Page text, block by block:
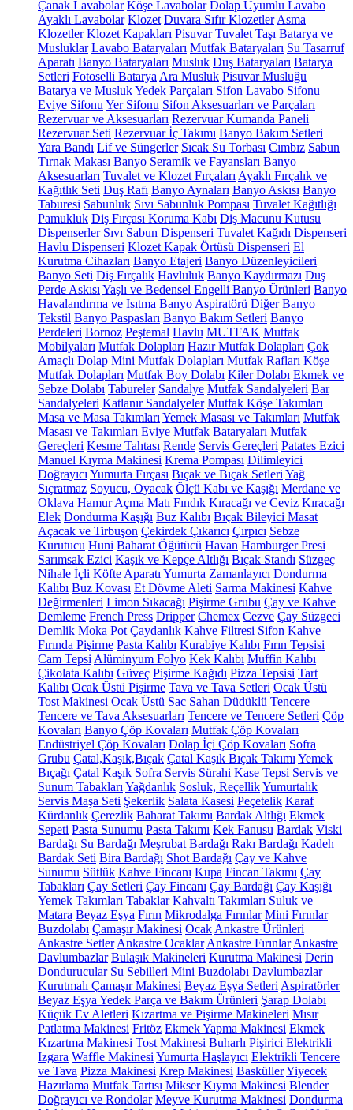
Çanak Lavabolar Köşe Lavabolar Dolap Uyumlu Lavabo
Ayaklı Lavabolar Klozet Duvara Sıfır Klozetler Asma
Klozetler Klozet Kapakları Pisuvar Tuvalet Taşı Batarya ve
Musluklar Lavabo Bataryaları Mutfak Bataryaları Su Tasarruf
Aparatı Banyo Bataryaları Musluk Duş Bataryaları Batarya
Setleri Fotoselli Batarya Ara Musluk Pisuvar Musluğu
Batarya ve Musluk Yedek Parçaları Sifon Lavabo Sifonu
Eviye Sifonu Yer Sifonu Sifon Aksesuarları ve Parçaları
Rezervuar ve Aksesuarları Rezervuar Kumanda Paneli
Rezervuar Seti Rezervuar İç Takımı Banyo Bakım Setleri
Yara Bandı Lif ve Süngerler Sıcak Su Torbası Cımbız Sabun
Tırnak Makası Banyo Seramik ve Fayansları Banyo
Aksesuarları Tuvalet ve Klozet Fırçaları Ayaklı Fırçalık ve
Kağıtlık Seti Duş Rafı Banyo Aynaları Banyo Askısı Banyo
Taburesi Sabunluk Sıvı Sabunluk Pompası Tuvalet Kağıtlığı
Pamukluk Diş Fırçası Koruma Kabı Diş Macunu Kutusu
Dispenserler Sıvı Sabun Dispenseri Tuvalet Kağıdı Dispenseri
Havlu Dispenseri Klozet Kapak Örtüsü Dispenseri El
Kurutma Cihazları Banyo Etajeri Banyo Düzenleyicileri
Banyo Seti Diş Fırçalık Havluluk Banyo Kaydırmazı Duş
Perde Askısı Yaşlı ve Bedensel Engelli Banyo Ürünleri Banyo
Havalandırma ve Isıtma Banyo Aspiratörü Diğer Banyo
Tekstil Banyo Paspasları Banyo Bakım Setleri Banyo
Perdeleri Bornoz Peştemal Havlu MUTFAK Mutfak
Mobilyaları Mutfak Dolapları Hazır Mutfak Dolapları Çok
Amaçlı Dolap Mini Mutfak Dolapları Mutfak Rafları Köşe
Mutfak Dolapları Mutfak Boy Dolabı Kiler Dolabı Ekmek ve
Sebze Dolabı Tabureler Sandalye Mutfak Sandalyeleri Bar
Sandalyeleri Katlanır Sandalyeler Mutfak Köşe Takımları
Masa ve Masa Takımları Yemek Masası ve Takımları Mutfak
Masası ve Takımları Eviye Mutfak Bataryaları Mutfak
Gereçleri Kesme Tahtası Rende Servis Gereçleri Patates Ezici
Manuel Kıyma Makinesi Krema Pompası Dilimleyici
Doğrayıcı Yumurta Fırçası Bıçak ve Bıçak Setleri Yağ
Sıçratmaz Soyucu, Oyacak Ölçü Kabı ve Kaşığı Merdane ve
Oklava Hamur Açma Matı Fındık Kıracağı ve Ceviz Kıracağı
Elek Dondurma Kaşığı Buz Kalıbı Bıçak Bileyici Masat
Açacak ve Tirbuşon Çekirdek Çıkarıcı Çırpıcı Sebze
Kurutucu Huni Baharat Öğütücü Havan Hamburger Presi
Sarımsak Ezici Kaşık ve Kepçe Altlığı Bıçak Standı Süzgeç
Nihale İçli Köfte Aparatı Yumurta Zamanlayıcı Dondurma
Kalıbı Buz Kovası Et Dövme Aleti Sarma Makinesi Kahve
Değirmenleri Limon Sıkacağı Pişirme Grubu Çay ve Kahve
Demleme French Press Dripper Chemex Cezve Çay Süzgeci
Demlik Moka Pot Çaydanlık Kahve Filtresi Sifon Kahve
Fırında Pişirme Pasta Kalıbı Kurabiye Kalıbı Fırın Tepsisi
Cam Tepsi Alüminyum Folyo Kek Kalıbı Muffin Kalıbı
Çikolata Kalıbı Güveç Pişirme Kağıdı Pizza Tepsisi Tart
Kalıbı Ocak Üstü Pişirme Tava ve Tava Setleri Ocak Üstü
Tost Makinesi Ocak Üstü Sac Sahan Düdüklü Tencere
Tencere ve Tava Aksesuarları Tencere ve Tencere Setleri Çöp
Kovaları Banyo Çöp Kovaları Mutfak Çöp Kovaları
Endüstriyel Çöp Kovaları Dolap İçi Çöp Kovaları Sofra
Grubu Çatal,Kaşık,Bıçak Çatal Kaşık Bıçak Takımı Yemek
Bıçağı Çatal Kaşık Sofra Servis Sürahi Kase Tepsi Servis ve
Sunum Tabakları Yağdanlık Sosluk, ReçellikYumurtalık
Servis Maşa Seti Şekerlik Salata Kasesi Peçetelik Karaf
Kürdanlık Çerezlik Baharat Takımı Bardak Altlığı Ekmek
Sepeti Pasta Sunumu Pasta Takımı Kek Fanusu Bardak Viski
Bardağı Su Bardağı Meşrubat Bardağı Rakı Bardağı Kadeh
Bardak Seti Bira Bardağı Shot Bardağı Çay ve Kahve
Sunumu Sütlük Kahve Fincanı Kupa Fincan Takımı Çay
Tabakları Çay Setleri Çay Fincanı Çay Bardağı Çay Kaşığı
Yemek Takımları Tabaklar Kahvaltı Takımları Suluk ve
Matara Beyaz Eşya Fırın Mikrodalga Fırınlar Mini Fırınlar
Buzdolabı Çamaşır Makinesi Ocak Ankastre Ürünleri
Ankastre Setler Ankastre Ocaklar Ankastre Fırınlar Ankastre
Davlumbazlar Bulaşık Makineleri Kurutma Makinesi Derin
Dondurucular Su Sebilleri Mini Buzdolabı Davlumbazlar
Kurutmalı Çamaşır Makinesi Beyaz Eşya Setleri Aspiratörler
Beyaz Eşya Yedek Parça ve Bakım Ürünleri Şarap Dolabı
Küçük Ev Aletleri Kızartma ve Pişirme Makineleri Mısır
Patlatma Makinesi Fritöz Ekmek Yapma Makinesi Ekmek
Kızartma Makinesi Tost Makinesi Buharlı Pişirici Elektrikli
Izgara Waffle Makinesi Yumurta Haşlayıcı Elektrikli Tencere
ve Tava Pizza Makinesi Krep Makinesi BasküllerYiyecek
Hazırlama Mutfak Tartısı Mikser Kıyma Makinesi Blender
Doğrayıcı ve Rondolar Meyve Kurutma Makinesi Dondurma